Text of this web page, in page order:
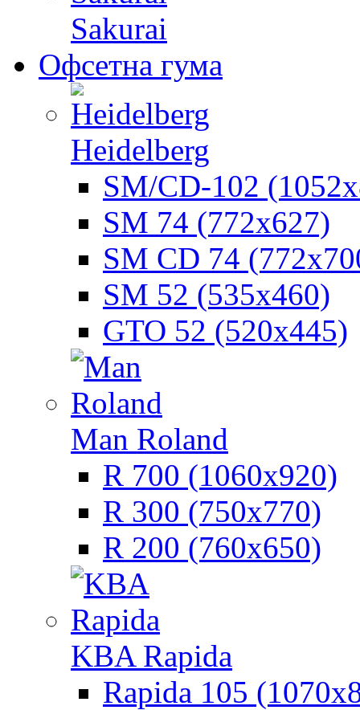
Sakurai
Офсетна гума
Heidelberg
SM/CD-102
SM 74 (772х627)
SM CD 74
SM 52 (535х460)
GTO 52 (520х445)
Man Roland
R 700 (1060х920)
R 300 (750х770)
R 200 (760х650)
KBA Rapida
Rapida 105